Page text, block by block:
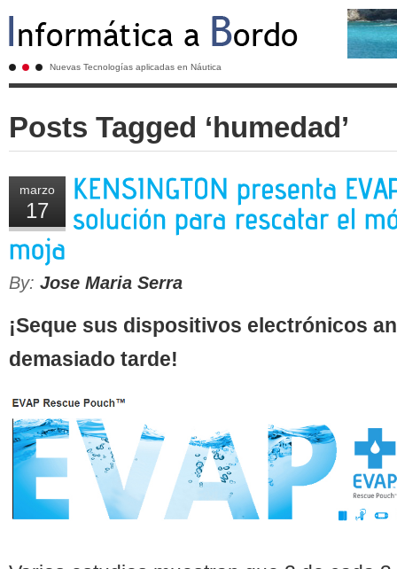
Nuevas Tecnologías aplicadas en Náutica
Posts Tagged ‘humedad’
marzo
17
By: Jose Maria Serra
¡Seque sus dispositivos electrónicos
demasiado tarde!